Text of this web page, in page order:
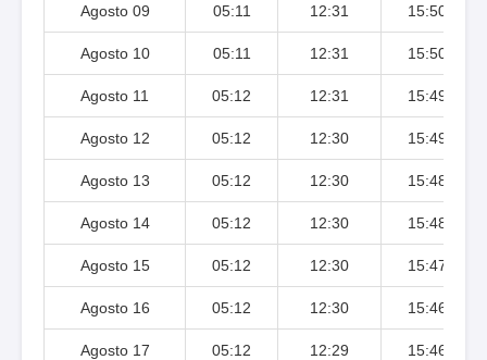
Agosto 09 05:11 12:31 15:50
Agosto 10 05:11 12:31 15:50
Agosto 11 05:12 12:31 15:49
Agosto 12 05:12 12:30 15:49
Agosto 13 05:12 12:30 15:48
Agosto 14 05:12 12:30 15:48
Agosto 15 05:12 12:30 15:47
Agosto 16 05:12 12:30 15:46
Agosto 17 05:12 12:29 15:46